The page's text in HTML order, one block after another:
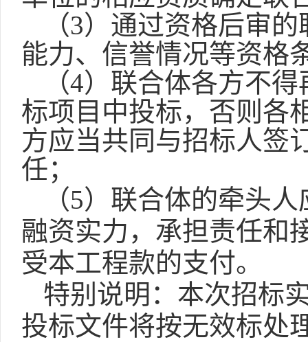
（3）通过资格后审
能力、信誉情况等资格
（4）联合体各方不
标项目中投标，否则各
方应当共同与招标人签
任；
（5）联合体的牵头
融资实力，承担责任和
受本工程款的支付。
特别说明：本次招标
投标文件将按无效标处